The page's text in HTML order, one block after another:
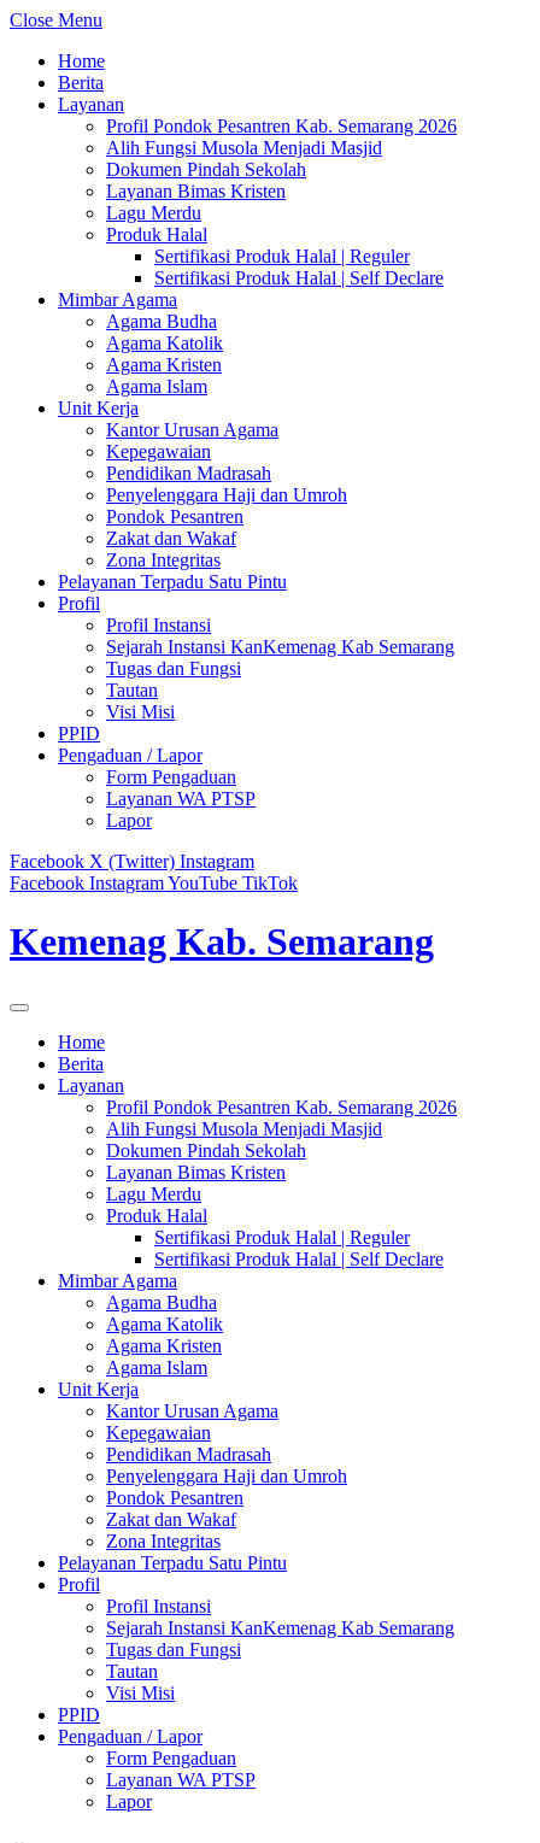
Close Menu
Home
Berita
Layanan
Profil Pondok Pesantren Kab. Semarang 2026
Alih Fungsi Musola Menjadi Masjid
Dokumen Pindah Sekolah
Layanan Bimas Kristen
Lagu Merdu
Produk Halal
Sertifikasi Produk Halal | Reguler
Sertifikasi Produk Halal | Self Declare
Mimbar Agama
Agama Budha
Agama Katolik
Agama Kristen
Agama Islam
Unit Kerja
Kantor Urusan Agama
Kepegawaian
Pendidikan Madrasah
Penyelenggara Haji dan Umroh
Pondok Pesantren
Zakat dan Wakaf
Zona Integritas
Pelayanan Terpadu Satu Pintu
Profil
Profil Instansi
Sejarah Instansi KanKemenag Kab Semarang
Tugas dan Fungsi
Tautan
Visi Misi
PPID
Pengaduan / Lapor
Form Pengaduan
Layanan WA PTSP
Lapor
Facebook X (Twitter) Instagram
Facebook InstagramYouTube TikTok
Kemenag Kab. Semarang
Home
Berita
Layanan
Profil Pondok Pesantren Kab. Semarang 2026
Alih Fungsi Musola Menjadi Masjid
Dokumen Pindah Sekolah
Layanan Bimas Kristen
Lagu Merdu
Produk Halal
Sertifikasi Produk Halal | Reguler
Sertifikasi Produk Halal | Self Declare
Mimbar Agama
Agama Budha
Agama Katolik
Agama Kristen
Agama Islam
Unit Kerja
Kantor Urusan Agama
Kepegawaian
Pendidikan Madrasah
Penyelenggara Haji dan Umroh
Pondok Pesantren
Zakat dan Wakaf
Zona Integritas
Pelayanan Terpadu Satu Pintu
Profil
Profil Instansi
Sejarah Instansi KanKemenag Kab Semarang
Tugas dan Fungsi
Tautan
Visi Misi
PPID
Pengaduan / Lapor
Form Pengaduan
Layanan WA PTSP
Lapor